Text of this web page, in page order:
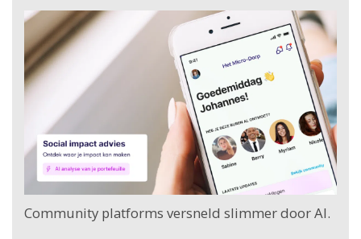
Community platforms versneld slimmer door AI.